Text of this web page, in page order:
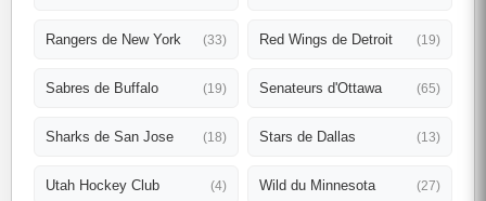
Rangers de New York (33) Red Wings de Detroit (19)
Sabres de Buffalo (19) Senateurs d'Ottawa (65)
Sharks de San Jose (18) Stars de Dallas (13)
Utah Hockey Club (4) Wild du Minnesota (27)